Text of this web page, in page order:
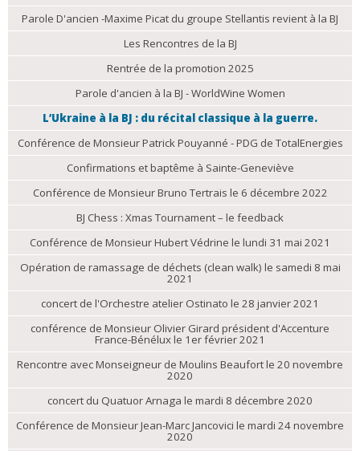
Parole D'ancien -Maxime Picat du groupe Stellantis revient à la BJ
Les Rencontres de la BJ
Rentrée de la promotion 2025
Parole d'ancien à la BJ - WorldWine Women
L’Ukraine à la BJ : du récital classique à la guerre.
Conférence de Monsieur Patrick Pouyanné - PDG de TotalEnergies
Confirmations et baptême à Sainte-Geneviève
Conférence de Monsieur Bruno Tertrais le 6 décembre 2022
BJ Chess : Xmas Tournament – le feedback
Conférence de Monsieur Hubert Védrine le lundi 31 mai 2021
Opération de ramassage de déchets (clean walk) le samedi 8 mai
2021
concert de l'Orchestre atelier Ostinato le 28 janvier 2021
conférence de Monsieur Olivier Girard président d'Accenture
France-Bénélux le 1er février 2021
Rencontre avec Monseigneur de Moulins Beaufort le 20 novembre
2020
concert du Quatuor Arnaga le mardi 8 décembre 2020
Conférence de Monsieur Jean-Marc Jancovici le mardi 24 novembre
2020